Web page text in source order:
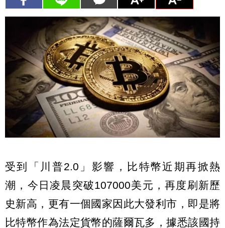
受到「川普2.0」影響，比特幣近期再掀熱
潮，今日凌晨突破107000美元，再度刷新歷
史新高，更有一個國家因此大發利市，即是將
比特幣作為法定貨幣的薩爾瓦多，據悉該國持